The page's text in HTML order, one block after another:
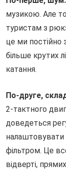
музикою. Але
туристам з
це ми постійно
більше крутих
катання.
По-друге,
2-тактного
доведеться
налаштовувати
фільтром. Це
відверті,